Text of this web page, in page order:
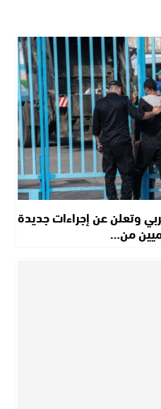
وتعلن عن إجراءات جديدة
من…